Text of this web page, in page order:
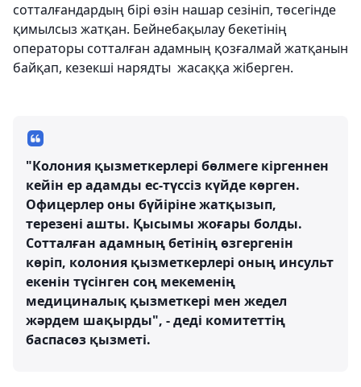
сотталғандардың бірі өзін нашар сезініп, төсегінде
қимылсыз жатқан. Бейнебақылау бекетінің
операторы сотталған адамның қозғалмай жатқанын
байқап, кезекші нарядты жасаққа жіберген.
"Колония қызметкерлері бөлмеге кіргеннен
кейін ер адамды ес-түссіз күйде көрген.
Офицерлер оны бүйіріне жатқызып,
терезені ашты. Қысымы жоғары болды.
Сотталған адамның бетінің өзгергенін
көріп, колония қызметкерлері оның инсульт
екенін түсінген соң мекеменің
медициналық қызметкері мен жедел
жәрдем шақырды", - деді комитеттің
баспасөз қызметі.